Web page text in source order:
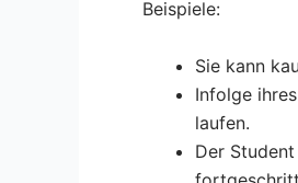
Beispiele:
Sie kann
Infolge
laufen.
Der